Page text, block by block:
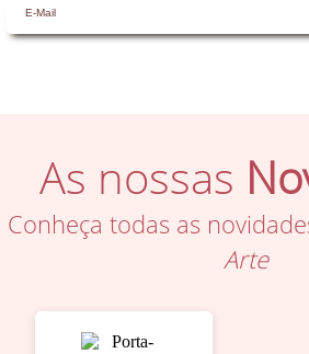
As nossas
Conheça todas as
Arte